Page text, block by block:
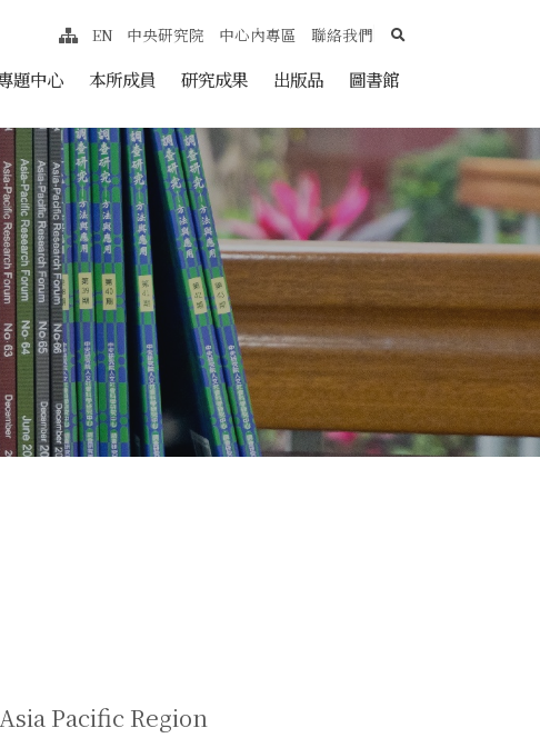
題中心 本所成員 研究成果 出版品 圖書館
網站導覽
EN 中央研究院 中心內專區 聯絡我們 search
Pacific Region